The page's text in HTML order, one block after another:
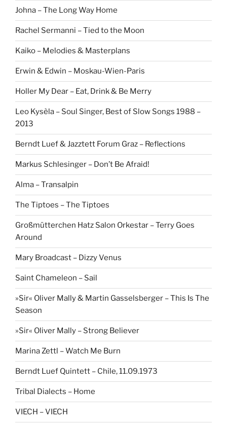
Johna – The Long Way Home
Rachel Sermanni – Tied to the Moon
Kaiko – Melodies & Masterplans
Erwin & Edwin – Moskau-Wien-Paris
Holler My Dear – Eat, Drink & Be Merry
Leo Kysèla – Soul Singer, Best of Slow Songs 1988 –
2013
Berndt Luef & Jazztett Forum Graz – Reflections
Markus Schlesinger – Don’t Be Afraid!
Alma – Transalpin
The Tiptoes – The Tiptoes
Großmütterchen Hatz Salon Orkestar – Terry Goes
Around
Mary Broadcast – Dizzy Venus
Saint Chameleon – Sail
»Sir« Oliver Mally & Martin Gasselsberger – This Is The
Season
»Sir« Oliver Mally – Strong Believer
Marina Zettl – Watch Me Burn
Berndt Luef Quintett – Chile, 11.09.1973
Tribal Dialects – Home
VIECH – VIECH